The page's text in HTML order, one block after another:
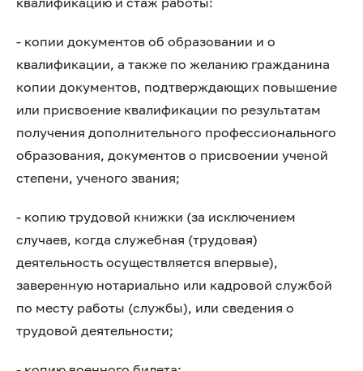
- копии документов об образовании и о
квалификации, а также по желанию гражданина
копии документов, подтверждающих повышение
или присвоение квалификации по результатам
получения дополнительного профессионального
образования, документов о присвоении ученой
степени, ученого звания;
- копию трудовой книжки (за исключением
случаев, когда служебная (трудовая)
деятельность осуществляется впервые),
заверенную нотариально или кадровой службой
по месту работы (службы), или сведения о
трудовой деятельности;